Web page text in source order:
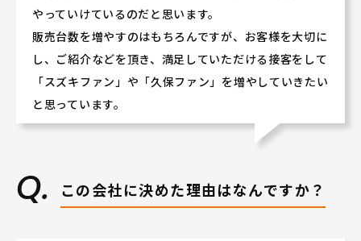
★和歌山県が好きな方
★人と接することが好きな方
★人の話を聴くことが好きな方
などなど大歓迎です♪♪
（もちろん、車に今まで携ってこなかった方も大丈夫で
ぜひ会社説明会にご参加いただき、当社の活気あふれる
社風を体感してください！
やっていけているのだと思います。
販売台数を増やすのはもちろんですが、お客様を大切に
し、ご紹介などを頂き、満足していただける接客をして
「スズキファン」や「久保ファン」を増やしていきたい
と思っています。
この会社に決めた理由はなんですか？